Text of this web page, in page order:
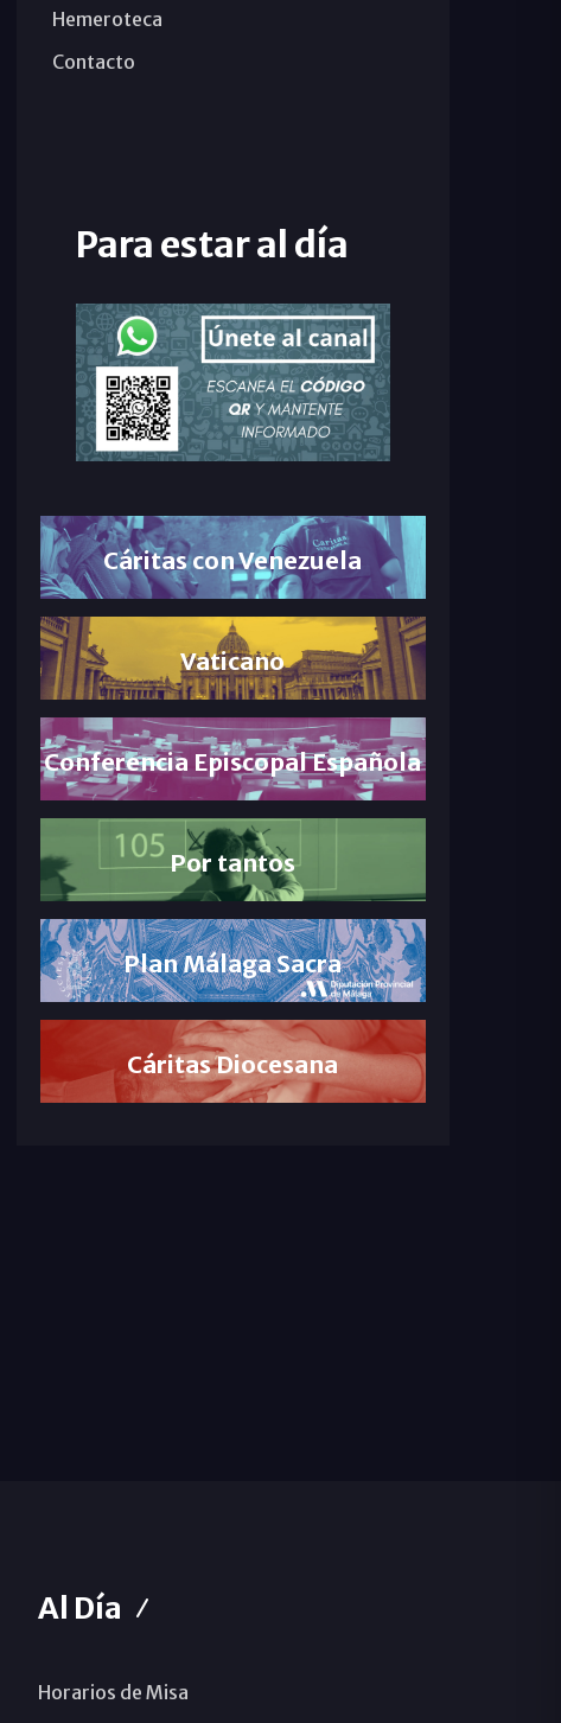
Hemeroteca
Contacto
Para estar al día
Cáritas con Venezuela
Vaticano
Conferencia Episcopal Española
Por tantos
Plan Málaga Sacra
Cáritas Diocesana
Al Día
Horarios de Misa